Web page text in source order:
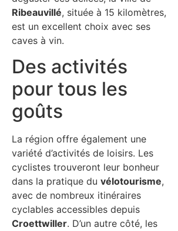
Ribeauvillé, située à 15 kilomètres,
est un excellent choix avec ses
caves à vin.
Des activités
pour tous les
goûts
La région offre également une
variété d’activités de loisirs. Les
cyclistes trouveront leur bonheur
dans la pratique du vélotourisme,
avec de nombreux itinéraires
cyclables accessibles depuis
Croettwiller. D’un autre côté, les